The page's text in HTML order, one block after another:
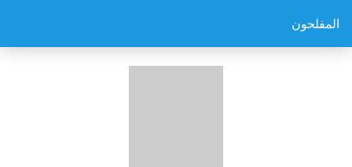
المفلحون